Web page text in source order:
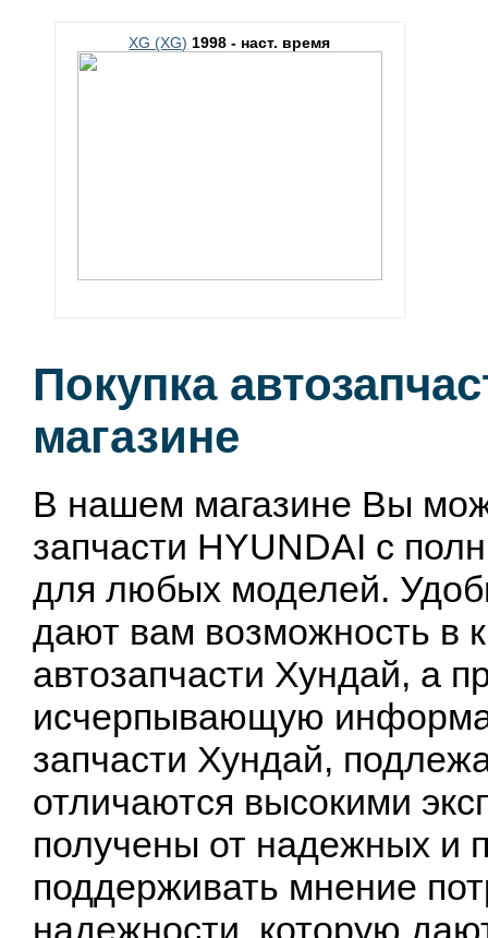
XG (XG) 1998 - наст. время
Покупка
магазине
В нашем магазине Вы
запчасти HYUNDAI с
для любых моделей.
дают вам возможность в
автозапчасти Хундай, а
исчерпывающую
запчасти Хундай,
отличаются высокими
получены от надежных и
поддерживать мнение
надежности, которую